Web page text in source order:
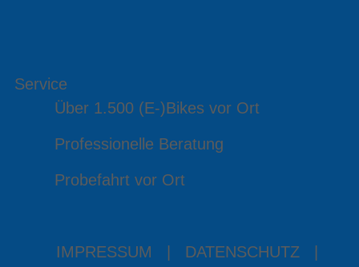
Service
Über 1.500 (E-)Bikes vor Ort
Professionelle Beratung
Probefahrt vor Ort
IMPRESSUM DATENSCHUTZ